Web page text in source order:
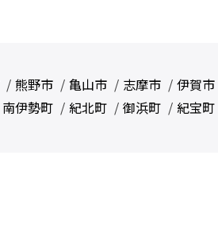
熊野市 亀山市 志摩市 伊賀市
南伊勢町 紀北町 御浜町 紀宝町